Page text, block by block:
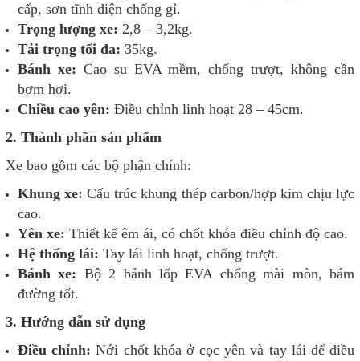
cấp, sơn tĩnh điện chống gỉ.
Trọng lượng xe: 2,8 – 3,2kg.
Tải trọng tối đa: 35kg.
Bánh xe: Cao su EVA mềm, chống trượt, không cần
bơm hơi.
Chiều cao yên: Điều chỉnh linh hoạt 28 – 45cm.
2. Thành phần sản phẩm
Xe bao gồm các bộ phận chính:
Khung xe: Cấu trúc khung thép carbon/hợp kim chịu lực
cao.
Yên xe: Thiết kế êm ái, có chốt khóa điều chỉnh độ cao.
Hệ thống lái: Tay lái linh hoạt, chống trượt.
Bánh xe: Bộ 2 bánh lốp EVA chống mài mòn, bám
đường tốt.
3. Hướng dẫn sử dụng
Điều chỉnh: Nới chốt khóa ở cọc yên và tay lái để điều